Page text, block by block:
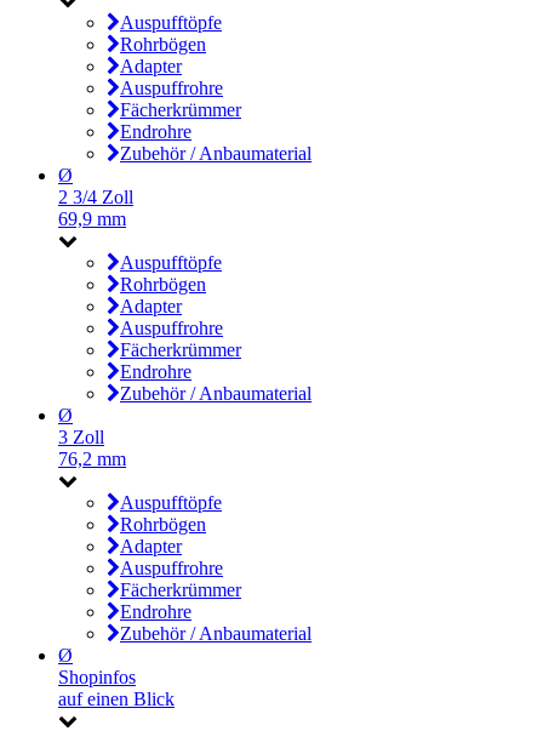
Auspufftöpfe
Rohrbögen
Adapter
Auspuffrohre
Fächerkrümmer
Endrohre
Zubehör / Anbaumaterial
Ø
2 3/4 Zoll
69,9 mm
Auspufftöpfe
Rohrbögen
Adapter
Auspuffrohre
Fächerkrümmer
Endrohre
Zubehör / Anbaumaterial
Ø
3 Zoll
76,2 mm
Auspufftöpfe
Rohrbögen
Adapter
Auspuffrohre
Fächerkrümmer
Endrohre
Zubehör / Anbaumaterial
Ø
Shopinfos
auf einen Blick